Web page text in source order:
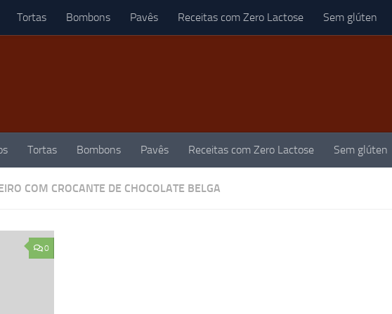
Tortas Bombons Pavês Receitas com Zero Lactose Sem glúten
Tortas Bombons Pavês Receitas com Zero Lactose Sem glúten
COM CROCANTE DE CHOCOLATE BELGA
0